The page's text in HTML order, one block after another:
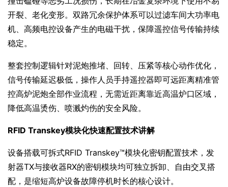
开裂、老化变形。双路冗余保护体系可以过滤车间大功率电
机、高频电控设备产生的电磁干扰，保障遥控信号传输持续
稳定。
整套控制逻辑针对泥炮推堵、回转、压紧等核心动作优化，
信号传输延迟极低，操作人员手持遥控器即可远距离精准管
控高炉泥炮全部作业流程，无需近距离靠近高温炉口区域，
降低高温烫伤、喷溅灼伤的安全风险。
RFID Transkey模块化快速配置技术讲解
设备搭载可拆式RFID Transkey™模块化密钥配置技术，发
射器TX与接收器RX的密钥模块均可独立拆卸、自由交叉搭
配，是缩短高炉设备故障停机时长的核心设计。